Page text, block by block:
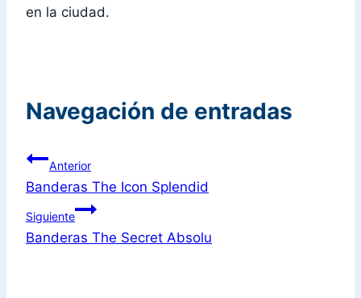
en la ciudad.
Navegación de entradas
Anterior
Banderas The Icon Splendid
Siguiente
Banderas The Secret Absolu